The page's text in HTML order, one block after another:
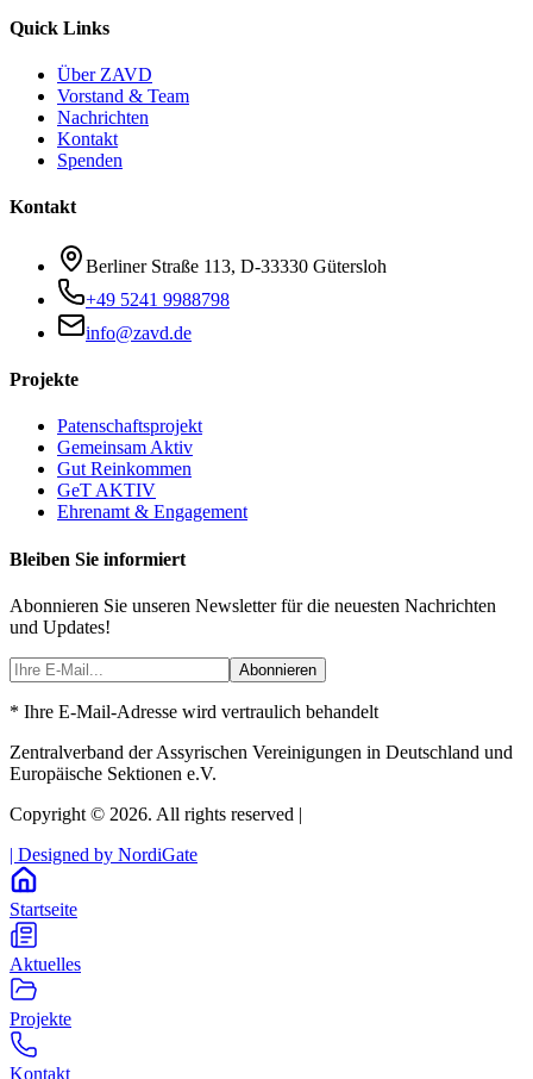
Quick Links
Über ZAVD
Vorstand & Team
Nachrichten
Kontakt
Spenden
Kontakt
Berliner Straße 113, D-33330 Gütersloh
+49 5241 9988798
info@zavd.de
Projekte
Patenschaftsprojekt
Gemeinsam Aktiv
Gut Reinkommen
GeT AKTIV
Ehrenamt & Engagement
Bleiben Sie informiert
Abonnieren Sie unseren Newsletter für die neuesten Nachrichten
und Updates!
Abonnieren
* Ihre E-Mail-Adresse wird vertraulich behandelt
Zentralverband der Assyrischen Vereinigungen in Deutschland und
Europäische Sektionen e.V.
Copyright © 2026. All rights reserved |
| Designed by NordiGate
Startseite
Aktuelles
Projekte
Kontakt